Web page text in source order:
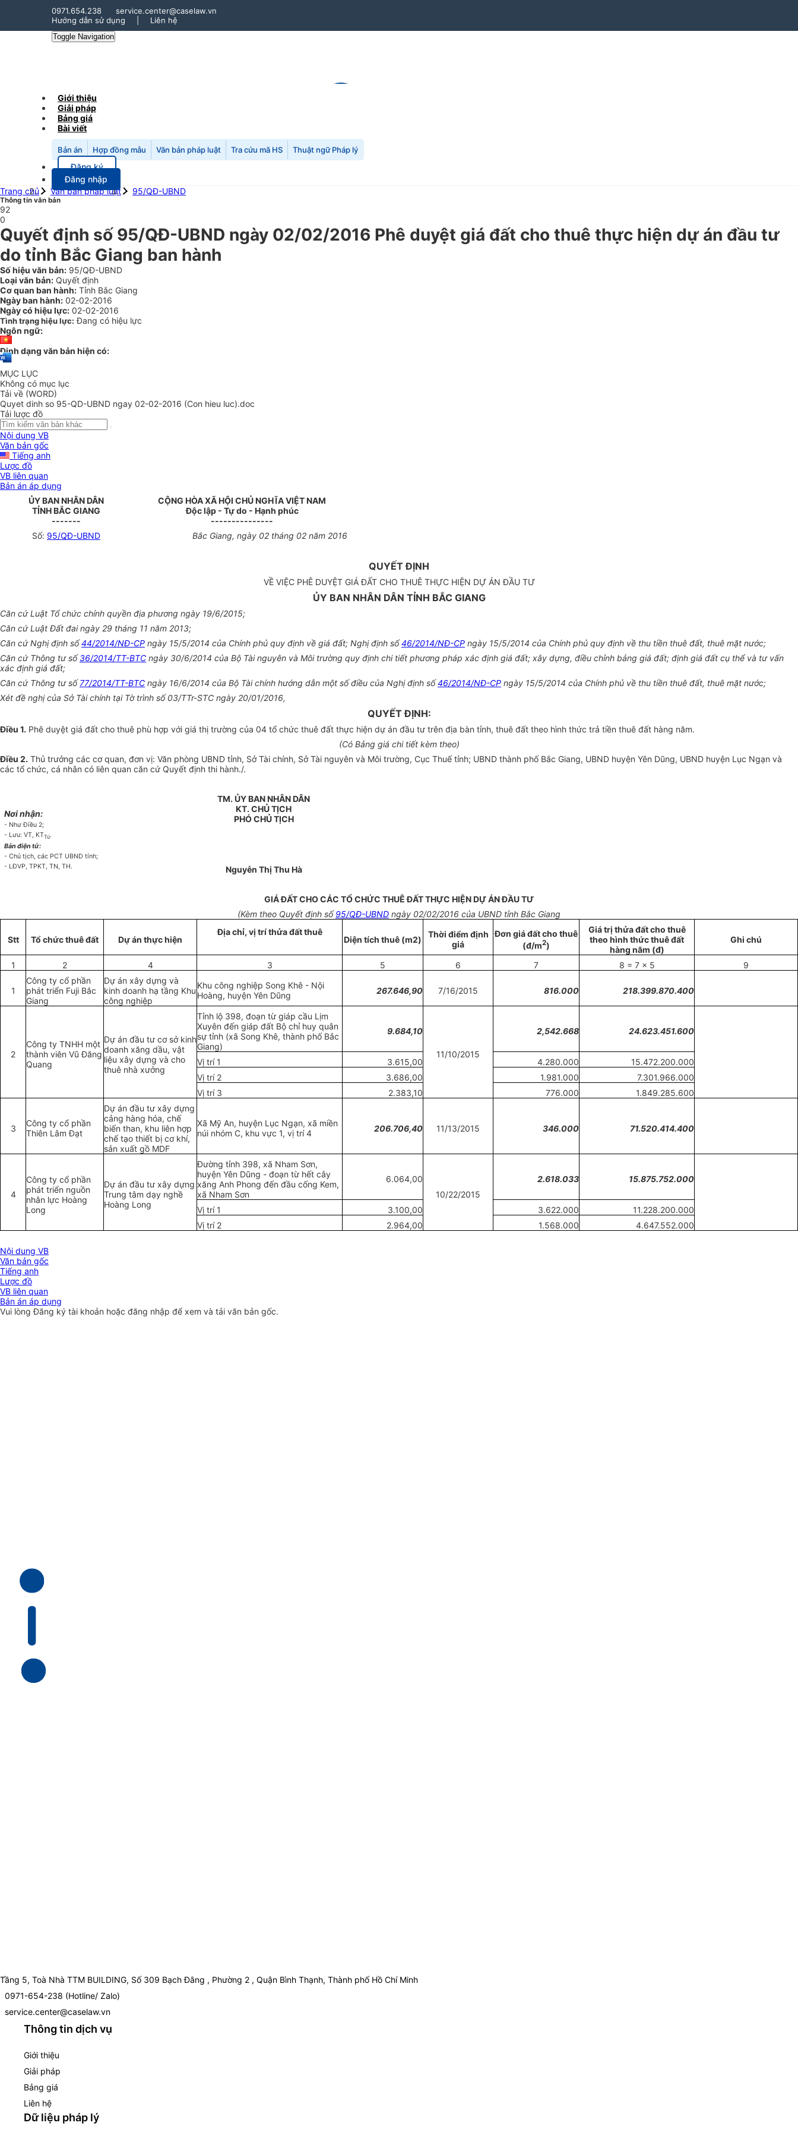
0971.654.238
service.center@caselaw.vn
Hướng dẫn sử dụng
Liên hệ
Toggle Navigation
Giới thiệu
Giải pháp
Bảng giá
Bài viết
Bản án Hợp đồng mẫu Văn bản pháp luật Tra cứu mã HS Thuật ngữ Pháp lý
Đăng ký
Đăng nhập
Trang chủ
Văn bản pháp luật 95/QĐ-UBND
Thông tin văn bản
92
0
Quyết định số 95/QĐ-UBND ngày 02/02/2016 Phê duyệt giá đất cho thuê thực hiện dự án đầu tư
do tỉnh Bắc Giang ban hành
Số hiệu văn bản: 95/QĐ-UBND
Loại văn bản: Quyết định
Cơ quan ban hành: Tỉnh Bắc Giang
Ngày ban hành: 02-02-2016
Ngày có hiệu lực: 02-02-2016
Tình trạng hiệu lực: Đang có hiệu lực
Ngôn ngữ:
Định dạng văn bản hiện có:
MỤC LỤC
Không có mục lục
Tải về (WORD)
Quyet dinh so 95-QD-UBND ngay 02-02-2016 (Con hieu luc).doc
Tải lược đồ
Nội dung VB
Văn bản gốc
Tiếng anh
Lược đồ
VB liên quan
Bản án áp dụng
ỦY BAN NHÂN DÂN
TỈNH BẮC GIANG
-------
CỘNG HÒA XÃ HỘI CHỦ NGHĨA VIỆT NAM
Độc lập - Tự do - Hạnh phúc
---------------
Số: 95/QĐ-UBND Bắc Giang, ngày 02 tháng 02 năm 2016
QUYẾT ĐỊNH
VỀ VIỆC PHÊ DUYỆT GIÁ ĐẤT CHO THUÊ THỰC HIỆN DỰ ÁN ĐẦU TƯ
ỦY BAN NHÂN DÂN TỈNH BẮC GIANG
Căn cứ Luật Tổ chức chính quyền địa phương ngày 19/6/2015;
Căn cứ Luật Đất đai ngày 29 tháng 11 năm 2013;
Căn cứ Nghị định số44/2014/NĐ-CP ngày 15/5/2014 của Chính phủ quy định về giá đất; Nghị định số46/2014/NĐ-CP ngày 15/5/2014 của Chính phủ quy định về thu tiền thuê đất, thuê mặt nước;
Căn cứ Thông tư số36/2014/TT-BTC ngày 30/6/2014 của Bộ Tài nguyên và Môi trường quy định chi tiết phương pháp xác định giá đất; xây dựng, điều chỉnh bảng giá đất; định giá đất cụ thể và tư vấn
xác định giá đất;
Căn cứ Thông tư số77/2014/TT-BTC ngày 16/6/2014 của Bộ Tài chính hướng dẫn một số điều của Nghị định số46/2014/NĐ-CP ngày 15/5/2014 của Chính phủ về thu tiền thuê đất, thuê mặt nước;
Xét đề nghị của Sở Tài chính tại Tờ trình số 03/TTr-STC ngày 20/01/2016,
QUYẾT ĐỊNH:
Điều 1. Phê duyệt giá đất cho thuê phù hợp với giá thị trường của 04 tổ chức thuê đất thực hiện dự án đầu tư trên địa bàn tỉnh, thuê đất theo hình thức trả tiền thuê đất hàng năm.
(Có Bảng giá chi tiết kèm theo)
Điều 2. Thủ trưởng các cơ quan, đơn vị: Văn phòng UBND tỉnh, Sở Tài chính, Sở Tài nguyên và Môi trường, Cục Thuế tỉnh; UBND thành phố Bắc Giang, UBND huyện Yên Dũng, UBND huyện Lục Ngạn và
các tổ chức, cá nhân có liên quan căn cứ Quyết định thi hành./.
Nơi nhận:
- Như Điều 2;
- Lưu: VT, KTTú.
Bản điện tử:
- Chủ tịch, các PCT UBND tỉnh;
- LĐVP, TPKT, TN, TH.
TM. ỦY BAN NHÂN DÂN
KT. CHỦ TỊCH
PHÓ CHỦ TỊCH
Nguyễn Thị Thu Hà
GIÁ ĐẤT CHO CÁC TỔ CHỨC THUÊ ĐẤT THỰC HIỆN DỰ ÁN ĐẦU TƯ
(Kèm theo Quyết định số95/QĐ-UBND ngày 02/02/2016 của UBND tỉnh Bắc Giang
Stt Tổ chức thuê đất Dự án thực hiện
Địa chỉ, vị trí thửa đất thuê
Diện tích thuê (m2)
Thời điểm định
giá
Đơn giá đất cho thuê
(đ/m2)
Giá trị thửa đất cho thuê
theo hình thức thuê đất
hàng năm (đ)
Ghi chú
1 2 4 3 5 6 7 8 = 7 x 5 9
1
Công ty cổ phần
phát triển Fuji Bắc
Giang
Dự án xây dựng và
kinh doanh hạ tầng Khu
công nghiệp
Khu công nghiệp Song Khê - Nội
Hoàng, huyện Yên Dũng
267.646,90 7/16/2015 816.000 218.399.870.400
2
Công ty TNHH một
thành viên Vũ Đăng
Quang
Dự án đầu tư cơ sở kinh
doanh xăng dầu, vật
liệu xây dựng và cho
thuê nhà xưởng
Tỉnh lộ 398, đoạn từ giáp cầu Lịm
Xuyên đến giáp đất Bộ chỉ huy quân
sự tỉnh (xã Song Khê, thành phố Bắc
Giang)
9.684,10
11/10/2015
2,542.668 24.623.451.600
Vị trí 1 3.615,00 4.280.000
15.472.200.000
Vị trí 2
3.686,00 1.981.000
7.301.966.000
Vị trí 3
2.383,10 776.000 1.849.285.600
3
Công ty cổ phần
Thiên Lâm Đạt
Dự án đầu tư xây dựng
cảng hàng hóa, chế
biến than, khu liên hợp
chế tạo thiết bị cơ khí,
sản xuất gồ MDF
Xã Mỹ An, huyện Lục Ngạn, xã miền
núi nhóm C, khu vực 1, vị trí 4 206.706,40 11/13/2015 346.000 71.520.414.400
4
Công ty cổ phần
phát triển nguồn
nhân lực Hoàng
Long
Dự án đầu tư xây dựng
Trung tâm dạy nghề
Hoàng Long
Đường tỉnh 398, xã Nham Sơn,
huyện Yên Dũng - đoạn từ hết cây
xăng Anh Phong đến đầu cống Kem,
xã Nham Sơn
6.064,00
10/22/2015
2.618.033 15.875.752.000
Vị trí 1 3.100,00 3.622.000
11.228.200.000
Vị trí 2
2.964,00 1.568.000 4.647.552.000
Nội dung VB
Văn bản gốc
Tiếng anh
Lược đồ
VB liên quan
Bản án áp dụng
Vui lòngĐăng ký tài khoản hoặc đăng nhập để xem và tải văn bản gốc.
Tầng 5, Toà Nhà TTM BUILDING, Số 309 Bạch Đằng , Phường 2 , Quận Bình Thạnh, Thành phố Hồ Chí Minh
0971-654-238 (Hotline/ Zalo)
service.center@caselaw.vn
Thông tin dịch vụ
Giới thiệu
Giải pháp
Bảng giá
Liên hệ
Dữ liệu pháp lý